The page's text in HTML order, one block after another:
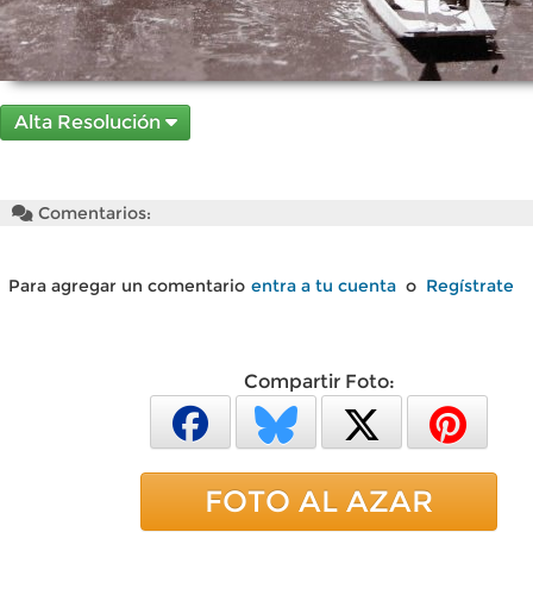
Alta Resolución
Comentarios:
Para agregar un comentario entra a tu cuenta o Regístrate
Compartir Foto:
FOTO AL AZAR